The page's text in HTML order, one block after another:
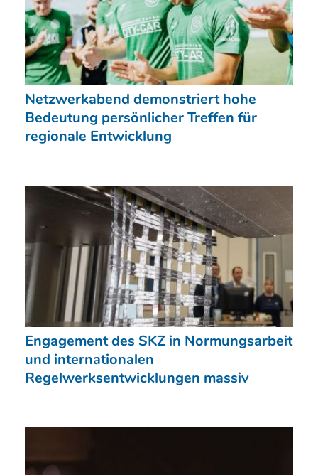
Netzwerkabend demonstriert hohe
Bedeutung persönlicher Treffen für
regionale Entwicklung
Engagement des SKZ in Normungsarbeit
und internationalen
Regelwerksentwicklungen massiv